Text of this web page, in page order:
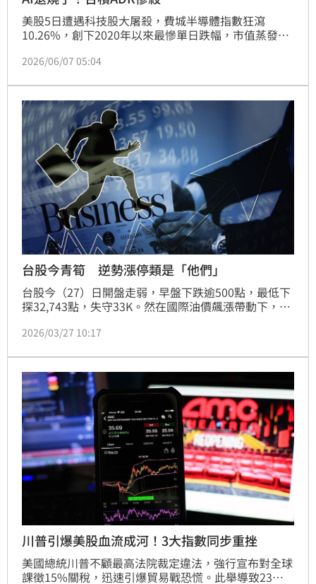
美股5日遭遇科技股大屠殺，費城半導體指數狂瀉
10.26%，創下2020年以來最慘單日跌幅，市值蒸發1.3
師揭露五大崩盤關鍵：博通財報不如預期、就業數據引
技術性超買修正。儘管短期市場波動劇烈，專家強調AI
長線趨勢不變，投資人應持續關注資金動向與企業獲利
表現以應對後市。
2026/06/07 05:04
台股今青筍 逆勢漲停類是「他們」
台股今（27）日開盤走弱，早盤下跌逾500點，最低下
探32,743點，失守33K。然在國際油價飆漲帶動下，塑
（1304）、華夏（1305）、亞聚（1308）火熱。
2026/03/27 10:17
川普引爆美股血流成河！3大指數同步重挫
美國總統川普不顧最高法院裁定違法，強行宣布對全球
課徵15%關稅，迅速引爆貿易戰恐慌。此舉導致23日